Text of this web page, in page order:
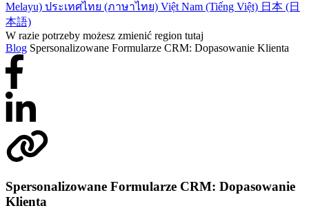
Melayu) ประเทศไทย (ภาษาไทย) Việt Nam (Tiếng Việt) 日本 (日
本語)
W razie potrzeby możesz zmienić region tutaj
Blog Spersonalizowane Formularze CRM: Dopasowanie Klienta
Spersonalizowane Formularze CRM: Dopasowanie
Klienta